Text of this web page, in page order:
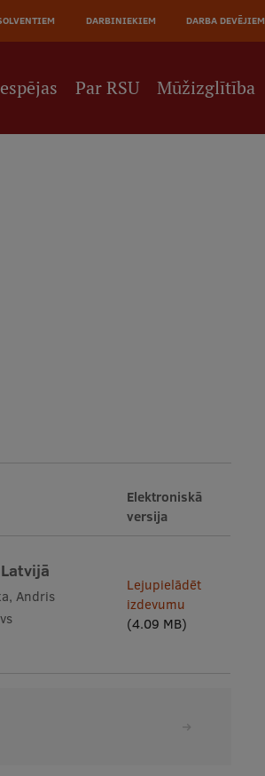
DARBINIEKIEM DARBA DEVĒJIEM
Par RSU Mūžizglītība
Elektroniskā
versija
Andris
Lejupielādēt
izdevumu
(4.09 MB)